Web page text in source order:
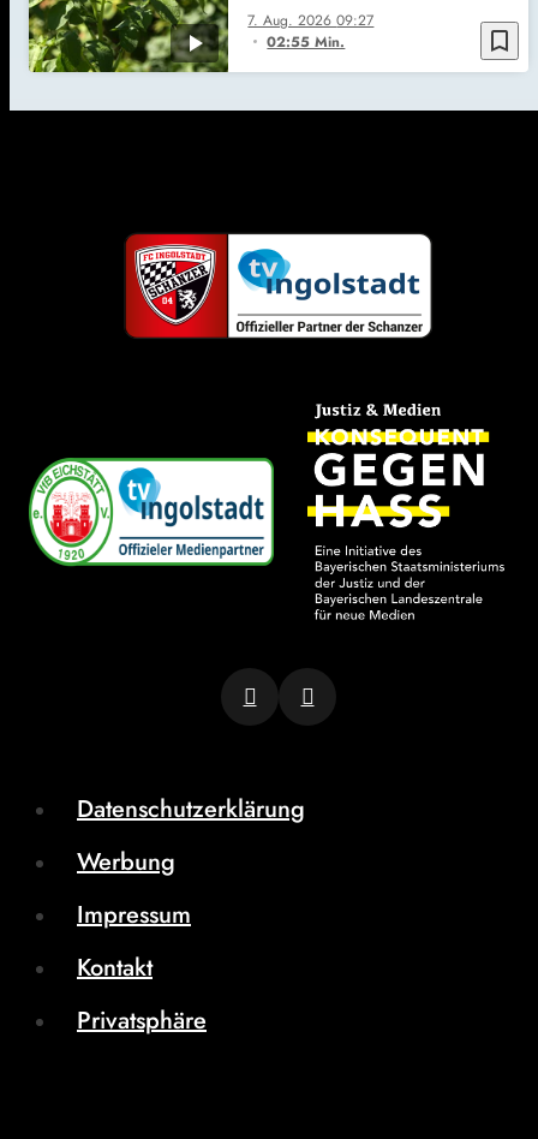
bookmark_border
7. Aug. 202609:27
02:55 Min.
Datenschutzerklärung
Werbung
Impressum
Kontakt
Privatsphäre